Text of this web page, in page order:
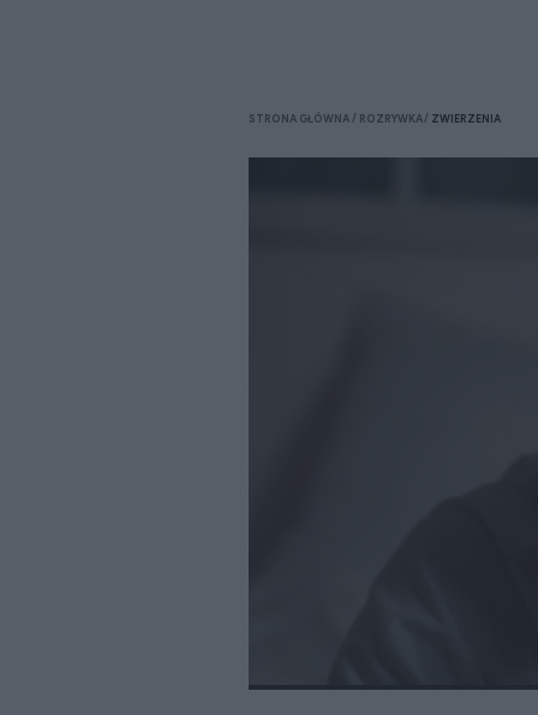
STRONA GŁÓWNA ROZRYWKA ZWIERZENIA